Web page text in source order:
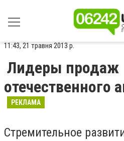
11:43, 21 травня 2013 р.
Лидеры продаж
отечественного
РЕКЛАМА
Стремительное